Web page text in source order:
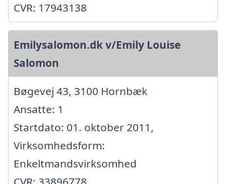
CVR: 17943138
Emilysalomon.dk v/Emily Louise
Salomon
Bøgevej 43, 3100 Hornbæk
Ansatte: 1
Startdato: 01. oktober 2011,
Virksomhedsform:
Enkeltmandsvirksomhed